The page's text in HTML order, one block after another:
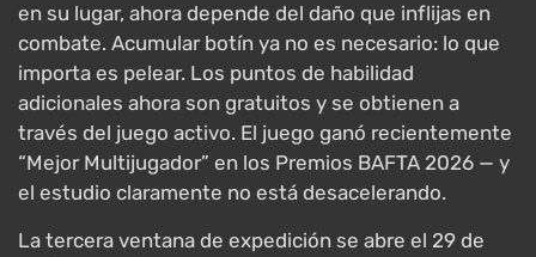
en su lugar, ahora depende del daño que inflijas en
combate. Acumular botín ya no es necesario: lo que
importa es pelear. Los puntos de habilidad
adicionales ahora son gratuitos y se obtienen a
través del juego activo. El juego ganó recientemente
“Mejor Multijugador” en los Premios BAFTA 2026 — y
el estudio claramente no está desacelerando.
La tercera ventana de expedición se abre el 29 de